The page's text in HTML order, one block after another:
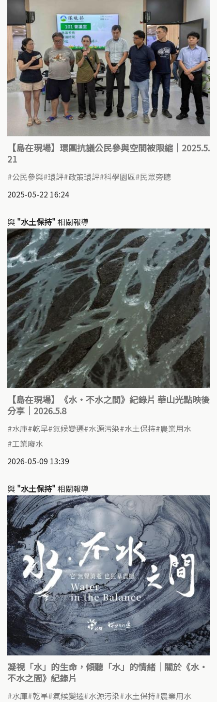
【島在現場】環團抗議公民參與空間被限縮｜2025.5.
21
公民參與 環評 政策環評 科學園區 民眾旁聽
2025-05-22 16:24
與 "水土保持" 相關報導
【島在現場】《水・不水之間》紀錄片 華山光點映後
分享｜2026.5.8
水庫 乾旱 氣候變遷 水源污染 水土保持 農業用水
工業廢水
2026-05-09 13:39
與 "水土保持" 相關報導
凝視「水」的生命，傾聽「水」的情緒｜關於《水・
不水之間》紀錄片
水庫 乾旱 氣候變遷 水源污染 水土保持 農業用水